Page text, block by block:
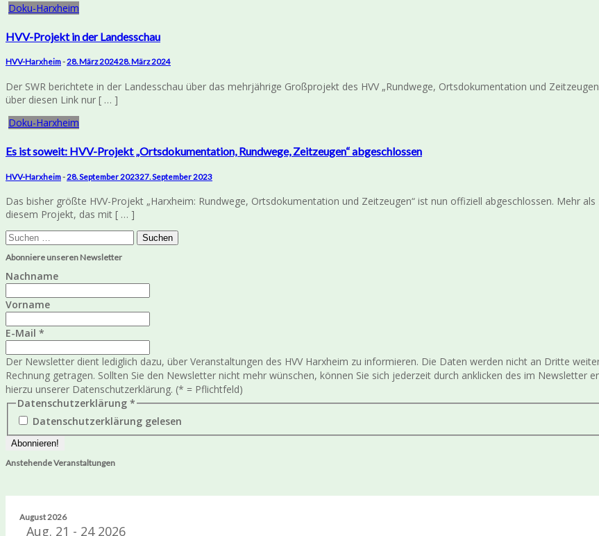
Doku-Harxheim
HVV-Projekt in der Landesschau
HVV-Harxheim-28. März 202428. März 2024
Der SWR berichtete in der Landesschau über das mehrjährige Großprojekt des HVV „Rundwege, Ortsdokumentation und
über diesen Link nur [ … ]
Doku-Harxheim
Es ist soweit: HVV-Projekt „Ortsdokumentation, Rundwege, Zeitzeugen“ abgeschlossen
HVV-Harxheim-28. September 202327. September 2023
Das bisher größte HVV-Projekt „Harxheim: Rundwege, Ortsdokumentation und Zeitzeugen“ ist nun offiziell abgeschlossen. Mehr
diesem Projekt, das mit [ … ]
Suchen
nach:
Abonniere unseren Newsletter
Nachname
Vorname
E-Mail *
Der Newsletter dient lediglich dazu, über Veranstaltungen des HVV Harxheim zu informieren. Die Daten werden nicht an Dritte
Rechnung getragen. Sollten Sie den Newsletter nicht mehr wünschen, können Sie sich jederzeit durch anklicken des im Newsletter
hierzu unserer Datenschutzerklärung. (* = Pflichtfeld)
Datenschutzerklärung *
Datenschutzerklärung gelesen
Anstehende Veranstaltungen
August 2026
Aug. 21 - 24 2026